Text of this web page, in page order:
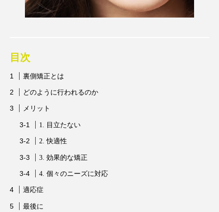
目次
裏側矯正とは
どのように行われるのか
メリット
1. 目立たない
2. 快適性
3. 効果的な矯正
4. 個々のニーズに対応
適応症
最後に